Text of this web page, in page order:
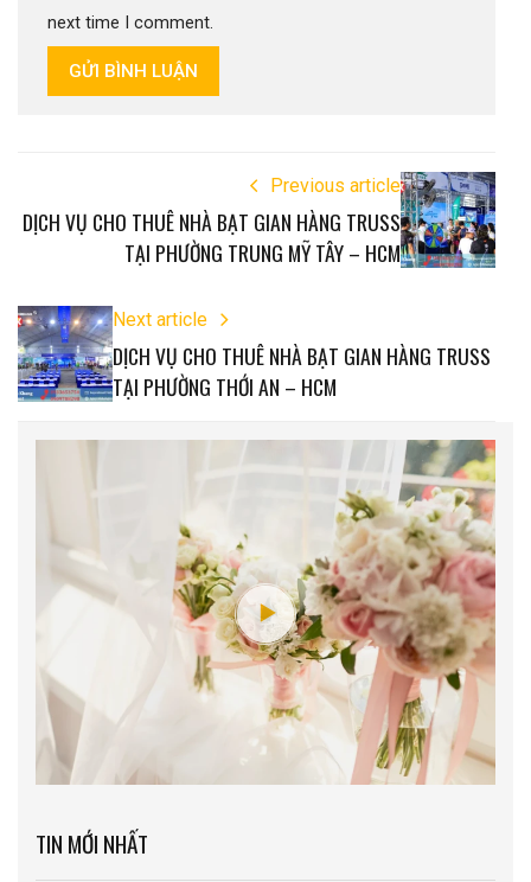
next time I comment.
GỬI BÌNH LUẬN
Previous article
DỊCH VỤ CHO THUÊ NHÀ BẠT GIAN HÀNG TRUSS
TẠI PHƯỜNG TRUNG MỸ TÂY – HCM
Next article
DỊCH VỤ CHO THUÊ NHÀ BẠT GIAN HÀNG TRUSS
TẠI PHƯỜNG THỚI AN – HCM
TIN MỚI NHẤT